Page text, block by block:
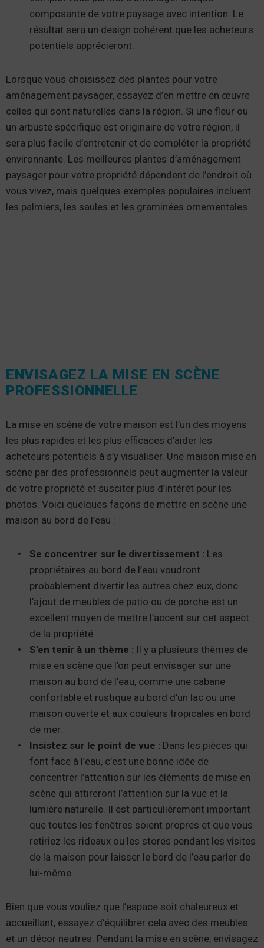
composante de votre paysage avec intention. Le
résultat sera un design cohérent que les acheteurs
potentiels apprécieront.
Lorsque vous choisissez des plantes pour votre
aménagement paysager, essayez d’en mettre en œuvre
celles qui sont naturelles dans la région. Si une fleur ou
un arbuste spécifique est originaire de votre région, il
sera plus facile d’entretenir et de compléter la propriété
environnante. Les meilleures plantes d’aménagement
paysager pour votre propriété dépendent de l’endroit où
vous vivez, mais quelques exemples populaires incluent
les palmiers, les saules et les graminées ornementales.
ENVISAGEZ LA MISE EN SCÈNE
PROFESSIONNELLE
La mise en scène de votre maison est l’un des moyens
les plus rapides et les plus efficaces d’aider les
acheteurs potentiels à s’y visualiser. Une maison mise en
scène par des professionnels peut augmenter la valeur
de votre propriété et susciter plus d’intérêt pour les
photos. Voici quelques façons de mettre en scène une
maison au bord de l’eau :
Se concentrer sur le divertissement : Les
propriétaires au bord de l’eau voudront
probablement divertir les autres chez eux, donc
l’ajout de meubles de patio ou de porche est un
excellent moyen de mettre l’accent sur cet aspect
de la propriété.
S’en tenir à un thème : Il y a plusieurs thèmes de
mise en scène que l’on peut envisager sur une
maison au bord de l’eau, comme une cabane
confortable et rustique au bord d’un lac ou une
maison ouverte et aux couleurs tropicales en bord
de mer.
Insistez sur le point de vue : Dans les pièces qui
font face à l’eau, c’est une bonne idée de
concentrer l’attention sur les éléments de mise en
scène qui attireront l’attention sur la vue et la
lumière naturelle. Il est particulièrement important
que toutes les fenêtres soient propres et que vous
retiriez les rideaux ou les stores pendant les visites
de la maison pour laisser le bord de l’eau parler de
lui-même.
Bien que vous vouliez que l’espace soit chaleureux et
accueillant, essayez d’équilibrer cela avec des meubles
et un décor neutres. Pendant la mise en scène, envisagez